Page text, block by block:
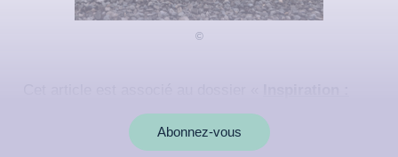
créer sa vie, démultiplier ses capacités
Abonnez-vous